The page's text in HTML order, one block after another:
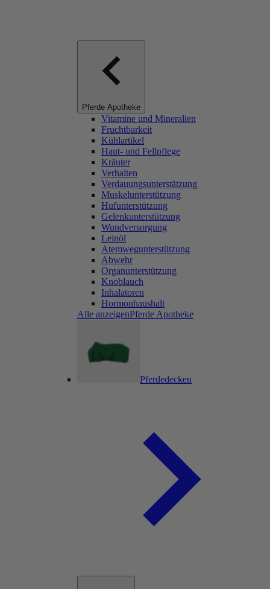
Pferde Apotheke
Vitamine und Mineralien
Fruchtbarkeit
Kühlartikel
Haut- und Fellpflege
Kräuter
Verhalten
Verdauungsunterstätzung
Muskelunterstützung
Hufunterstützung
Gelenkunterstützung
Wundversorgung
Leinöl
Atemwegunterstützung
Abwehr
Organunterstützung
Knoblauch
Inhalatoren
Hormonhaushalt
Alle anzeigenPferde Apotheke
Pferdedecken